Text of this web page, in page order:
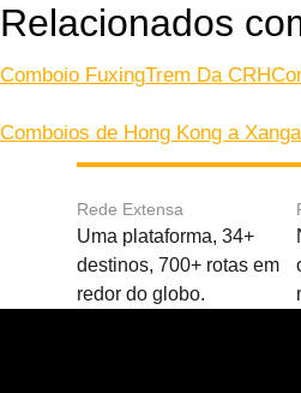
Relacionados
Comboio FuxingTrem Da CRH
Comboios de Hong Kong a
Rede Extensa
Uma plataforma, 34+
destinos, 700+ rotas em
redor do globo.